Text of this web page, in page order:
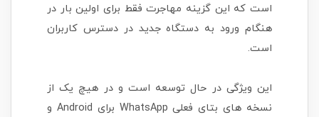
است که این گزینه مهاجرت فقط برای اولین بار در
هنگام ورود به دستگاه جدید در دسترس کاربران
است.
این ویژگی در حال توسعه است و در هیچ یک از
نسخه های بتای فعلی WhatsApp برای Android و